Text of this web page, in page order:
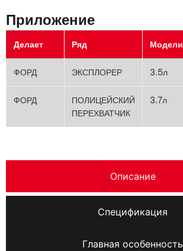
Приложение
Делает Ряд Модели
ФОРД ЭКСПЛОРЕР 3.5л
ФОРД
ПОЛИЦЕЙСКИЙ
ПЕРЕХВАТЧИК
3.7л
Описание
Спецификация
Главная особенность